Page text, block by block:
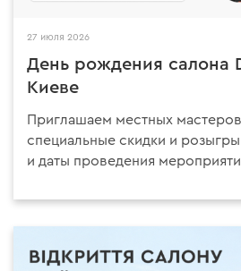
27 июля 2026
День рождения салона
Киеве
Приглашаем местных
специальные скидки и
и даты проведения